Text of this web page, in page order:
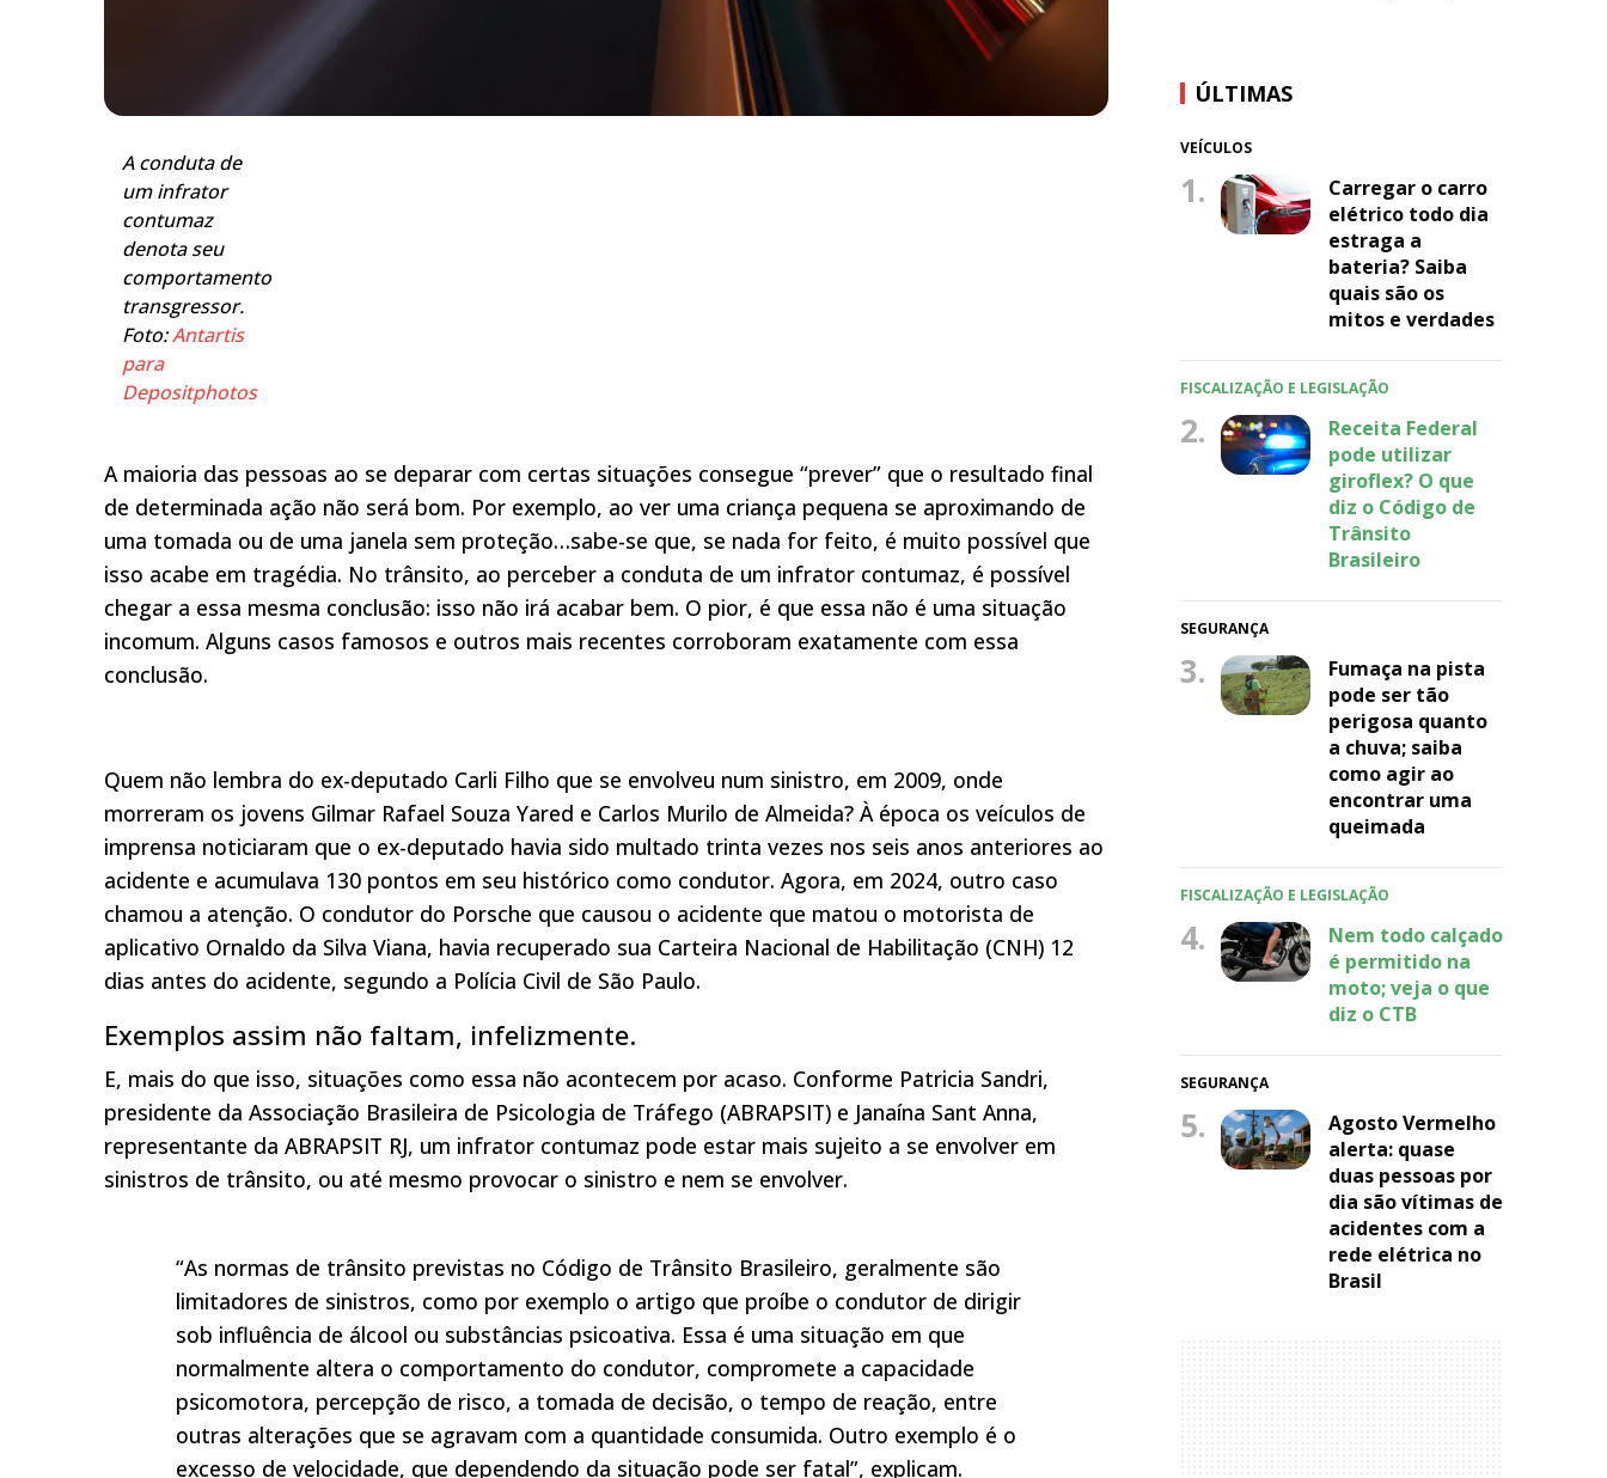
A conduta de
um infrator
contumaz
denota seu
comportamento
transgressor.
Foto:Antartis
para
Depositphotos
A maioria das pessoas ao se deparar com certas situações consegue “prever” que o resultado final
de determinada ação não será bom. Por exemplo, ao ver uma criança pequena se aproximando de
uma tomada ou de uma janela sem proteção…sabe-se que, se nada for feito, é muito possível que
isso acabe em tragédia. No trânsito, ao perceber a conduta de um infrator contumaz, é possível
chegar a essa mesma conclusão: isso não irá acabar bem. O pior, é que essa não é uma situação
incomum. Alguns casos famosos e outros mais recentes corroboram exatamente com essa
conclusão.
Quem não lembra do ex-deputado Carli Filho que se envolveu num sinistro, em 2009, onde
morreram os jovens Gilmar Rafael Souza Yared e Carlos Murilo de Almeida? À época os veículos de
imprensa noticiaram que o ex-deputado havia sido multado trinta vezes nos seis anos anteriores ao
acidente e acumulava 130 pontos em seu histórico como condutor. Agora, em 2024, outro caso
chamou a atenção. O condutor do Porsche que causou o acidente que matou o motorista de
aplicativo Ornaldo da Silva Viana, havia recuperado sua Carteira Nacional de Habilitação (CNH) 12
dias antes do acidente, segundo a Polícia Civil de São Paulo.
Exemplos assim não faltam, infelizmente.
E, mais do que isso, situações como essa não acontecem por acaso. Conforme Patricia Sandri,
presidente da Associação Brasileira de Psicologia de Tráfego (ABRAPSIT) e Janaína Sant Anna,
representante da ABRAPSIT RJ, um infrator contumaz pode estar mais sujeito a se envolver em
sinistros de trânsito, ou até mesmo provocar o sinistro e nem se envolver.
“As normas de trânsito previstas no Código de Trânsito Brasileiro, geralmente são
limitadores de sinistros, como por exemplo o artigo que proíbe o condutor de dirigir
sob influência de álcool ou substâncias psicoativa. Essa é uma situação em que
normalmente altera o comportamento do condutor, compromete a capacidade
psicomotora, percepção de risco, a tomada de decisão, o tempo de reação, entre
outras alterações que se agravam com a quantidade consumida. Outro exemplo é o
excesso de velocidade, que dependendo da situação pode ser fatal”, explicam.
ÚLTIMAS
VEÍCULOS
1.
Carregar o carro
elétrico todo dia
estraga a
bateria? Saiba
quais são os
mitos e verdades
FISCALIZAÇÃO E LEGISLAÇÃO
2.
Receita Federal
pode utilizar
giroflex? O que
diz o Código de
Trânsito
Brasileiro
SEGURANÇA
3.
Fumaça na pista
pode ser tão
perigosa quanto
a chuva; saiba
como agir ao
encontrar uma
queimada
FISCALIZAÇÃO E LEGISLAÇÃO
4.
Nem todo calçado
é permitido na
moto; veja o que
diz o CTB
SEGURANÇA
5.
Agosto Vermelho
alerta: quase
duas pessoas por
dia são vítimas de
acidentes com a
rede elétrica no
Brasil